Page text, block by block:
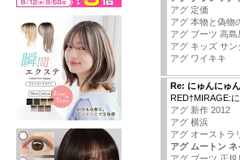
アグ 定価
アグ 本物と偽物
アグ ブーツ 高島
アグ キッズ サン
アグ ワイキキ
Re: にゅんにゅ
RED†MIRAGE:
アグ 新作 2012
アグ 横浜
アグ オーストラ
アグ ムートン ネ